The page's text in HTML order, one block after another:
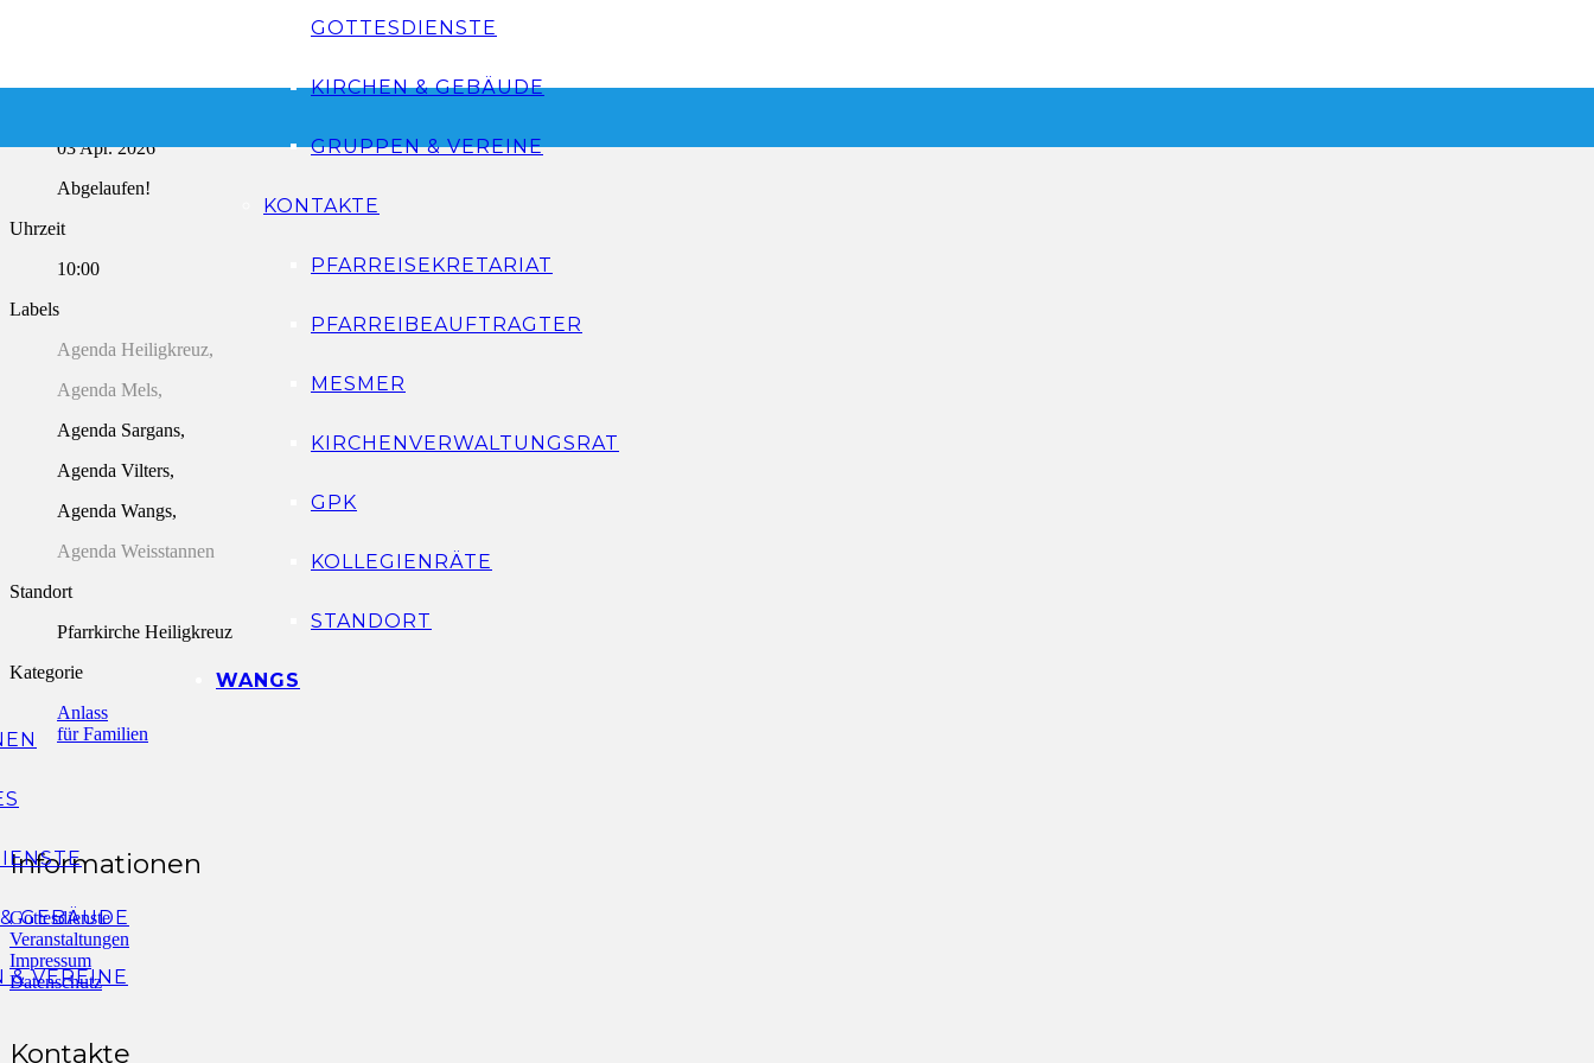
GOTTESDIENSTE
KIRCHEN & GEBÄUDE
GRUPPEN & VEREINE
KONTAKTE
PFARREISEKRETARIAT
PFARREIBEAUFTRAGTER
MESMER
KIRCHENVERWALTUNGSRAT
GPK
KOLLEGIENRÄTE
STANDORT
WANGS
GEBÄUDE
& VEREINE
03 Apr. 2026
Abgelaufen!
Uhrzeit
10:00
Labels
Agenda Heiligkreuz,
Agenda Mels,
Agenda Sargans,
Agenda Vilters,
Agenda Wangs,
Agenda Weisstannen
Standort
Pfarrkirche Heiligkreuz
Kategorie
Anlass
für Familien
Informationen
Gottesdienste
Veranstaltungen
Impressum
Datenschutz
Kontakte